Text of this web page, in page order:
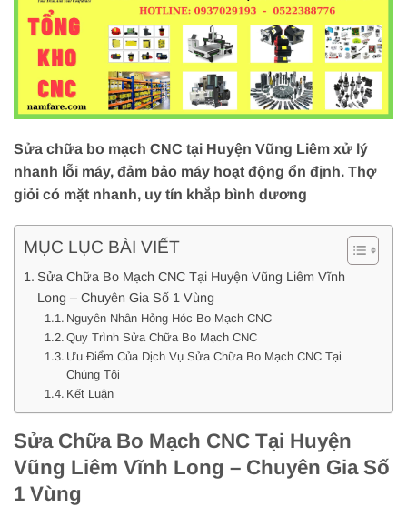
Sửa chữa bo mạch CNC tại Huyện Vũng Liêm xử lý
nhanh lỗi máy, đảm bảo máy hoạt động ổn định. Thợ
giỏi có mặt nhanh, uy tín khắp bình dương
MỤC LỤC BÀI VIẾT
Sửa Chữa Bo Mạch CNC Tại Huyện Vũng Liêm Vĩnh
Long – Chuyên Gia Số 1 Vùng
Nguyên Nhân Hỏng Hóc Bo Mạch CNC
Quy Trình Sửa Chữa Bo Mạch CNC
Ưu Điểm Của Dịch Vụ Sửa Chữa Bo Mạch CNC Tại
Chúng Tôi
Kết Luận
Sửa Chữa Bo Mạch CNC Tại Huyện
Vũng Liêm Vĩnh Long – Chuyên Gia Số
1 Vùng